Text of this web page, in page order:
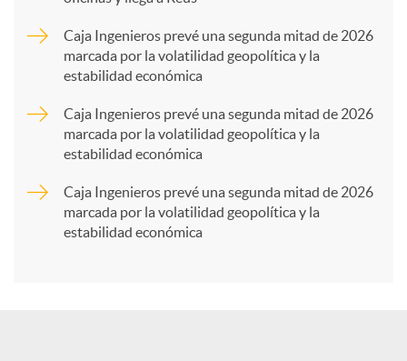
a
Caja Ingenieros prevé una segunda mitad de 2026
marcada por la volatilidad geopolítica y la
estabilidad económica
Caja Ingenieros prevé una segunda mitad de 2026
marcada por la volatilidad geopolítica y la
estabilidad económica
Caja Ingenieros prevé una segunda mitad de 2026
marcada por la volatilidad geopolítica y la
estabilidad económica